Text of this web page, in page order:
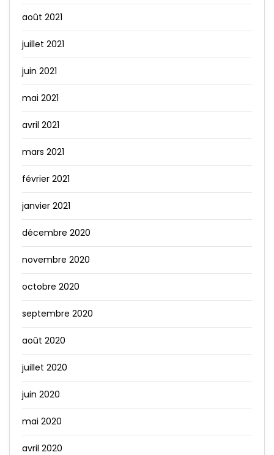
août 2021
juillet 2021
juin 2021
mai 2021
avril 2021
mars 2021
février 2021
janvier 2021
décembre 2020
novembre 2020
octobre 2020
septembre 2020
août 2020
juillet 2020
juin 2020
mai 2020
avril 2020